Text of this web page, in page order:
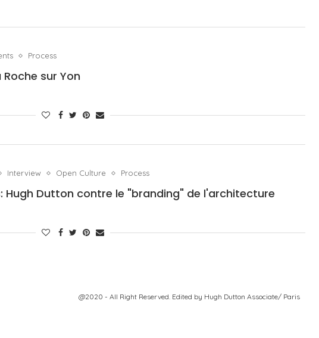
Process
sur Yon
Interview Open Culture Process
Hugh Dutton contre le "branding" de l'architecture
@2020 - All Right Reserved. Edited by Hugh Dutton Associate/ Paris